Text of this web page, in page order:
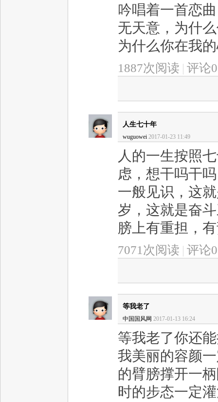
吟唱着一首恋
无天意，为什
为什么你在我
1887次阅读 | 评论0
人生七十年
wuguowei 2017-01-23 11:49
人的一生按照
虑，想干吗干
一般见识，这
岁，这就是奋
膀上有重担，
7071次阅读 | 评论0
等我老了
中国国风网 2017-01-13 16:24
等我老了你还
我美丽的容颜
的臂膀撑开一
时的步态一定